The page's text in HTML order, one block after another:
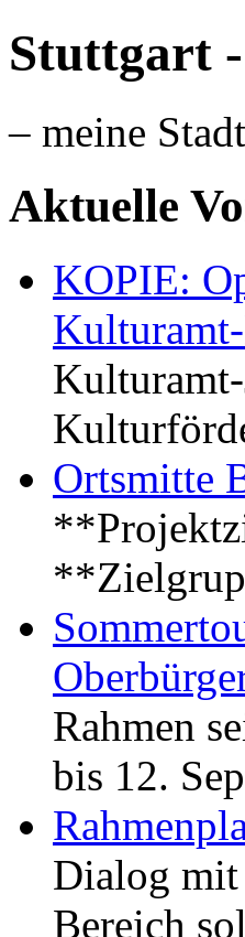
Stuttgart
– meine Stadt
Aktuelle
KOPIE:
Ortsmitte
Rahmen
bis 12.
Dialog mit
Bereich